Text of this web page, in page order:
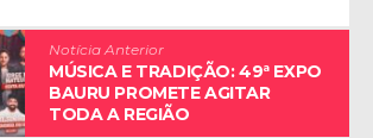
Notícia Anterior
MÚSICA E TRADIÇÃO: 49ª EXPO
BAURU PROMETE AGITAR
TODA A REGIÃO